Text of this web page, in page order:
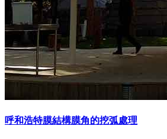
呼和浩特膜結構膜角的挖弧處理